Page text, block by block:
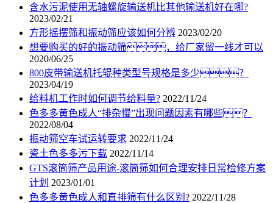
含水污泥使用无轴螺旋输送机比其他输送机好在哪?
2023/02/21
方形摇摆筛和振动筛应该如何分辨 2023/02/20
想要购买的好的振动筛，给厂家留一线才可以
2020/06/25
800皮带输送机托辊种类型号规格是多少？
2023/04/19
给料机工作时如何调节给料量? 2022/11/24
色多多黄色成人“排杂慢”出现问题因素有哪些？
2022/08/04
振动筛空车试运转要求 2022/11/24
瓷土色多多污下载 2022/11/14
GTS滚筒筛产品用途-滚筒筛如何合理安排日常检修方案
计划 2023/01/01
色多多黄色成人和直排筛有什么区别? 2022/11/28